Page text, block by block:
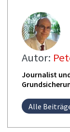
Autor:
Journalist
Alle